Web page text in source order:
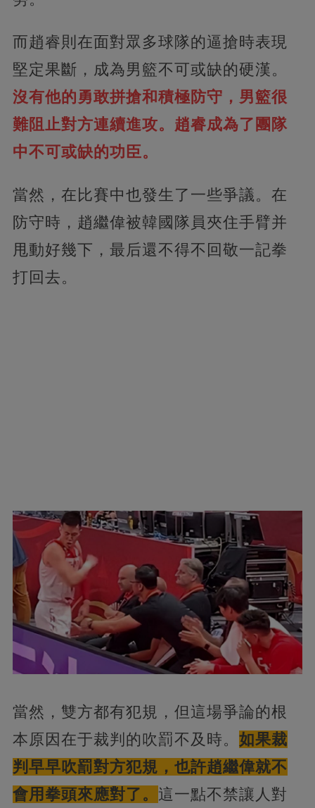
而趙睿則在面對眾多球隊的逼搶時表現
堅定果斷，成為男籃不可或缺的硬漢。
沒有他的勇敢拼搶和積極防守，男籃很
難阻止對方連續進攻。趙睿成為了團隊
中不可或缺的功臣。
當然，在比賽中也發生了一些爭議。在
防守時，趙繼偉被韓國隊員夾住手臂并
甩動好幾下，最后還不得不回敬一記拳
打回去。
當然，雙方都有犯規，但這場爭論的根
本原因在于裁判的吹罰不及時。 如果裁
判早早吹罰對方犯規，也許趙繼偉就不
會用拳頭來應對了。 這一點不禁讓人對